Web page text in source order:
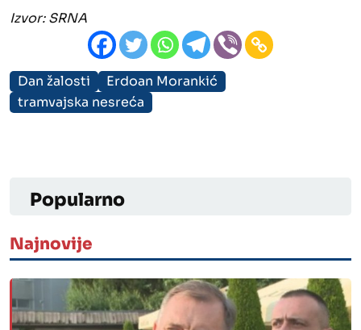
Izvor:SRNA
Dan žalosti
Erdoan Morankić
tramvajska nesreća
Popularno
Najnovije